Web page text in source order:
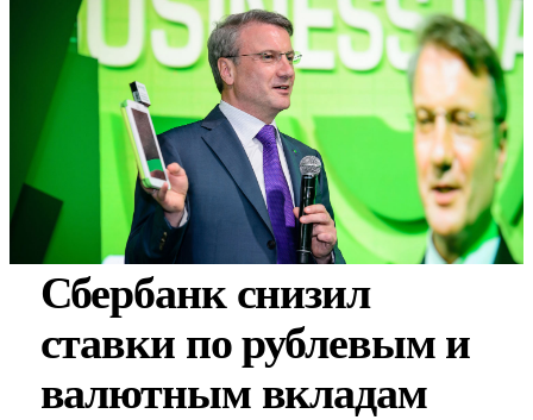
Сбербанк снизил
ставки по рублевым и
валютным вкладам